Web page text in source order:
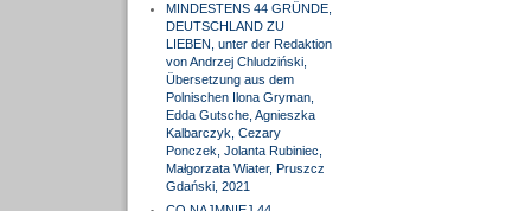
MINDESTENS 44 GRÜNDE,
DEUTSCHLAND ZU
LIEBEN, unter der Redaktion
von Andrzej Chludziński,
Übersetzung aus dem
Polnischen Ilona Gryman,
Edda Gutsche, Agnieszka
Kalbarczyk, Cezary
Ponczek, Jolanta Rubiniec,
Małgorzata Wiater, Pruszcz
Gdański, 2021